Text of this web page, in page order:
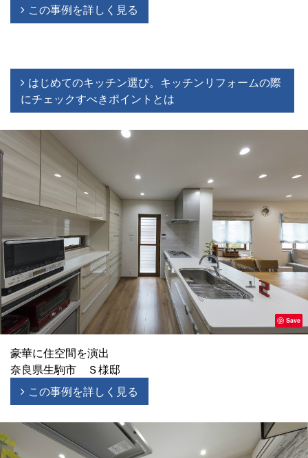
この事例を詳しく見る
はじめてのキッチン選び。キッチンリフォームの際
にチェックすべきポイントとは
Save
豪華に住空間を演出
奈良県生駒市 Ｓ様邸
この事例を詳しく見る